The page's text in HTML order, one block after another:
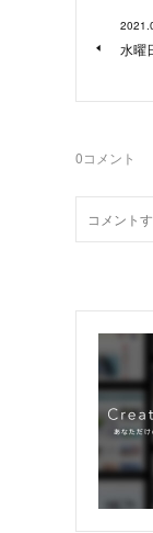
水曜
0コメント